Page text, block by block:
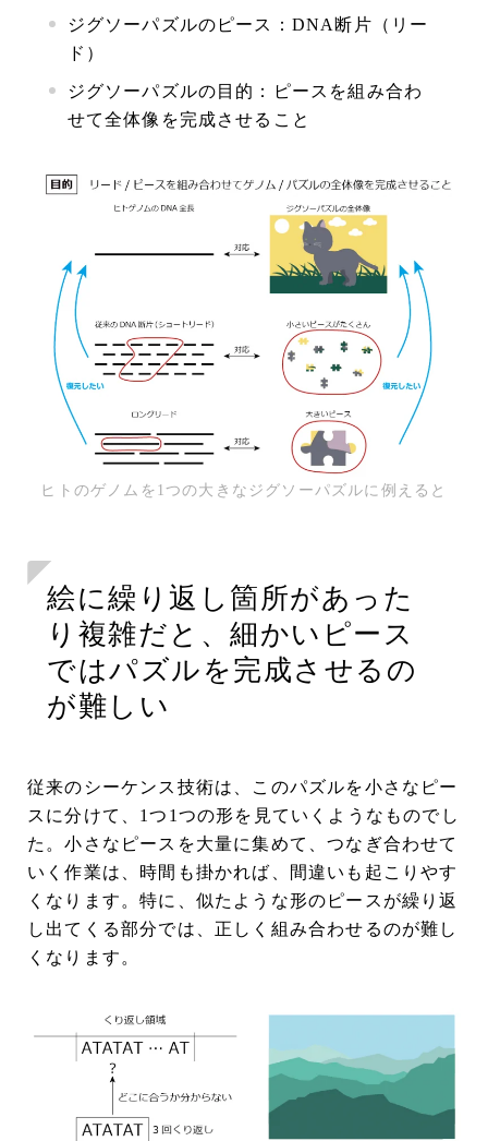
ジグソーパズルのピース：DNA断片（リー
ド）
ジグソーパズルの目的：ピースを組み合わ
せて全体像を完成させること
ヒトのゲノムを1つの大きなジグソーパズルに例えると
絵に繰り返し箇所があった
り複雑だと、細かいピース
ではパズルを完成させるの
が難しい
従来のシーケンス技術は、このパズルを小さなピー
スに分けて、1つ1つの形を見ていくようなものでし
た。小さなピースを大量に集めて、つなぎ合わせて
いく作業は、時間も掛かれば、間違いも起こりやす
くなります。特に、似たような形のピースが繰り返
し出てくる部分では、正しく組み合わせるのが難し
くなります。